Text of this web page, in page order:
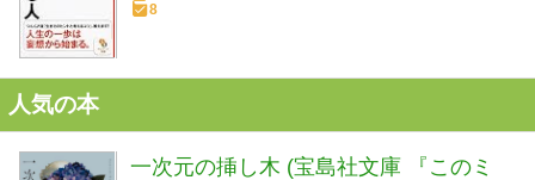
8
人気の本
一次元の挿し木 (宝島社文庫 『このミ